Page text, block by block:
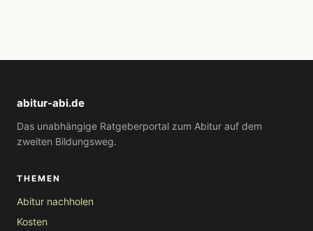
abitur-abi.de
Das unabhängige Ratgeberportal zum Abitur auf dem
zweiten Bildungsweg.
THEMEN
Abitur nachholen
Kosten